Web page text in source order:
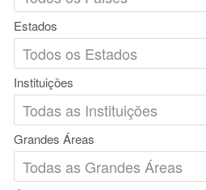
Estados
Instituições
Grandes Áreas